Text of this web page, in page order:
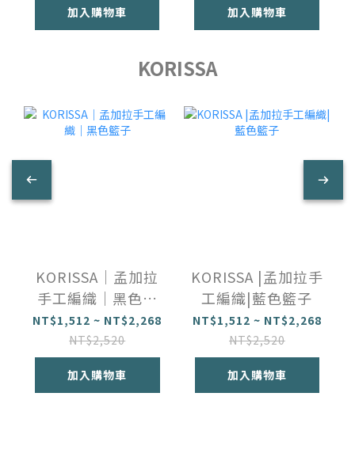
加入購物車 加入購物車
KORISSA
KORISSA｜孟加拉
手工編織｜黑色籃
子
NT$1,512 ~ NT$2,268
NT$2,520
加入購物車
KORISSA |孟加拉手
工編織|藍色籃子
NT$1,512 ~ NT$2,268
NT$2,520
加入購物車